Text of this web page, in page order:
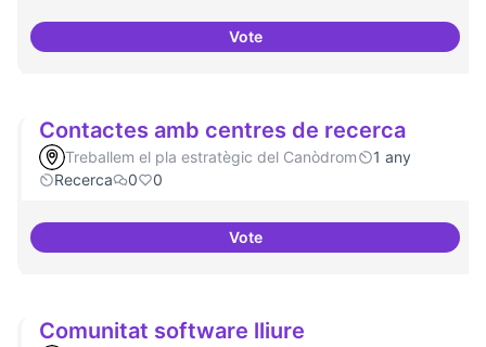
VoteResidències d'èxit
Contactes amb centres de recerca
Treballem el pla estratègic del Canòdrom
1 any
Recerca
0 0
VoteContactes amb centres de
Comunitat software lliure